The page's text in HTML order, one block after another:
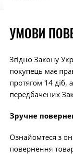
УМОВИ
Згідно Закону
покупець має
протягом 14 діб,
передбачених
Зручне
Ознайомтеся з
повернення